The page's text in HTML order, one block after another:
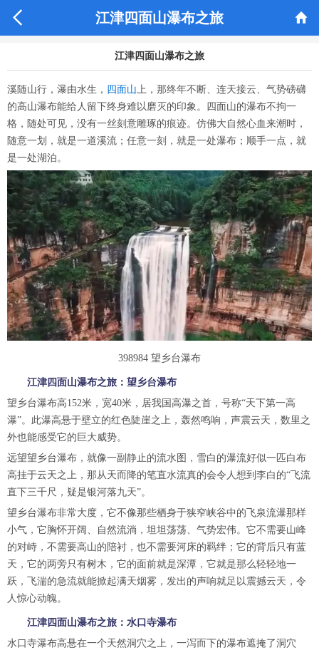
 江津四面山瀑布之旅 
江津四面山瀑布之旅
溪随山行，瀑由水生， 四面山上，那终年不断、连天接云、气势磅礴
的高山瀑布能给人留下终身难以磨灭的印象。四面山的瀑布不拘一
格，随处可见，没有一丝刻意雕琢的痕迹。仿佛大自然心血来潮时，
随意一划，就是一道溪流；任意一刻，就是一处瀑布；顺手一点，就
是一处湖泊。
398984 望乡台瀑布
江津四面山瀑布之旅：望乡台瀑布
望乡台瀑布高152米，宽40米，居我国高瀑之首，号称“天下第一高
瀑”。此瀑高悬于壁立的红色陡崖之上，轰然鸣响，声震云天，数里之
外也能感受它的巨大威势。
远望望乡台瀑布，就像一副静止的流水图，雪白的瀑流好似一匹白布
高挂于云天之上，那从天而降的笔直水流真的会令人想到李白的“飞流
直下三千尺，疑是银河落九天”。
望乡台瀑布非常大度，它不像那些栖身于狭窄峡谷中的飞泉流瀑那样
小气，它胸怀开阔、自然流淌，坦坦荡荡、气势宏伟。它不需要山峰
的对峙，不需要高山的陪衬，也不需要河床的羁绊；它的背后只有蓝
天，它的两旁只有树木，它的面前就是深潭，它就是那么轻轻地一
跃，飞湍的急流就能掀起满天烟雾，发出的声响就足以震撼云天，令
人惊心动魄。
江津四面山瀑布之旅：水口寺瀑布
水口寺瀑布高悬在一个天然洞穴之上，一泻而下的瀑布遮掩了洞穴